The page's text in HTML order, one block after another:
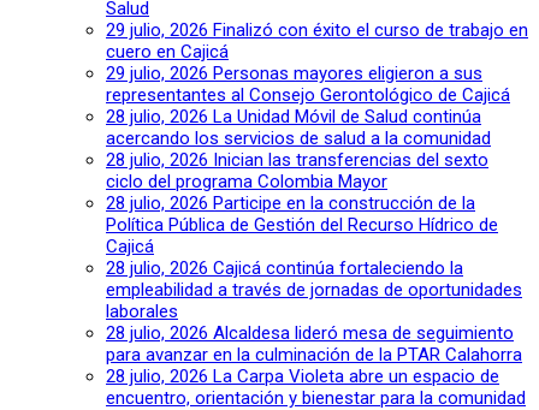
Salud
29 julio, 2026 Finalizó con éxito el curso de trabajo en
cuero en Cajicá
29 julio, 2026 Personas mayores eligieron a sus
representantes al Consejo Gerontológico de Cajicá
28 julio, 2026 La Unidad Móvil de Salud continúa
acercando los servicios de salud a la comunidad
28 julio, 2026 Inician las transferencias del sexto
ciclo del programa Colombia Mayor
28 julio, 2026 Participe en la construcción de la
Política Pública de Gestión del Recurso Hídrico de
Cajicá
28 julio, 2026 Cajicá continúa fortaleciendo la
empleabilidad a través de jornadas de oportunidades
laborales
28 julio, 2026 Alcaldesa lideró mesa de seguimiento
para avanzar en la culminación de la PTAR Calahorra
28 julio, 2026 La Carpa Violeta abre un espacio de
encuentro, orientación y bienestar para la comunidad